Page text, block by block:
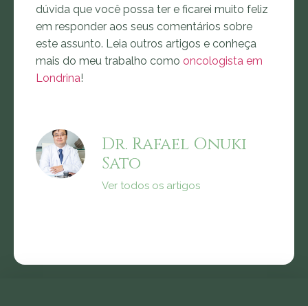
dúvida que você possa ter e ficarei muito feliz
em responder aos seus comentários sobre
este assunto. Leia outros artigos e conheça
mais do meu trabalho como oncologista em
Londrina!
Dr. Rafael Onuki
Sato
Ver todos os artigos